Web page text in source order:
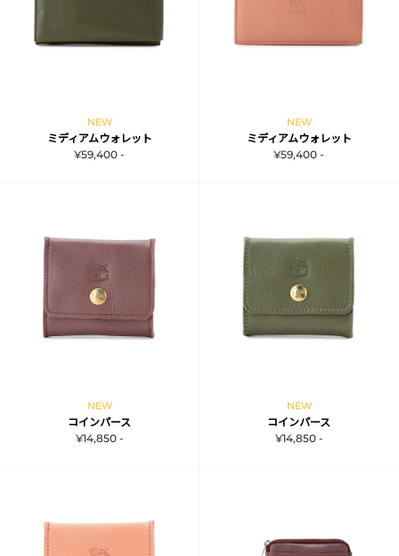
NEW
ミディアムウォレット
¥59,400 -
NEW
ミディアムウォレット
¥59,400 -
NEW
コインパース
¥14,850 -
NEW
コインパース
¥14,850 -